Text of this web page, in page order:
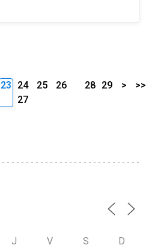
23 24 25
26
27
28 29 > >>
J V S D